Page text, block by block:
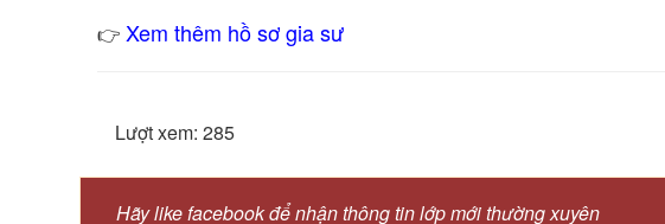
👉Xem thêm hồ sơ gia sư
Lượt xem: 285
Hãy like facebook để nhận thông tin lớp mới thường xuyên